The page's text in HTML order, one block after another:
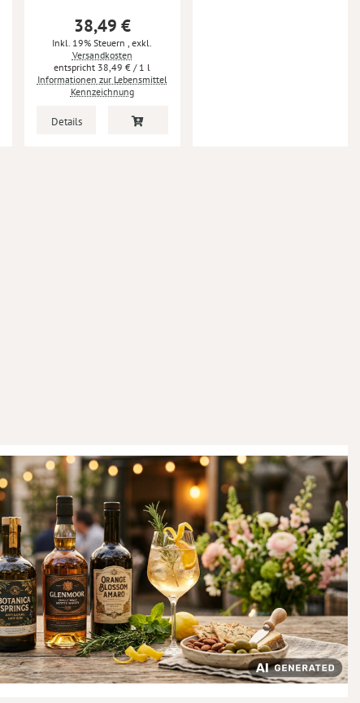
38,49 €
Inkl. 19% Steuern, exkl.
Versandkosten
38,49 € / 1 l
Informationen zur Lebensmittel
Kennzeichnung
Details